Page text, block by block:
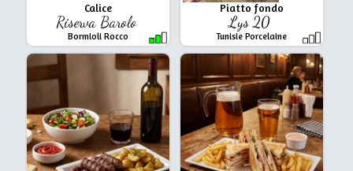
Calice
Riserva Barolo
Bormioli Rocco
Piatto fondo
Lys 20
Tunisie Porcelaine